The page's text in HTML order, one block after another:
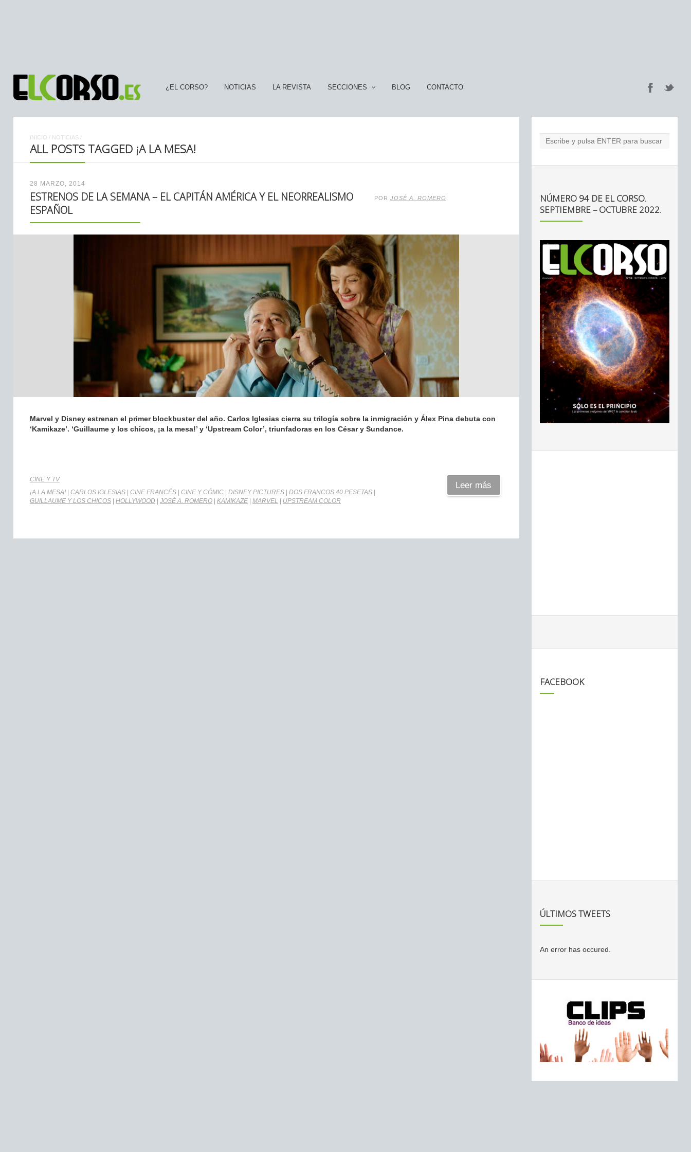
¿EL CORSO? NOTICIAS LA REVISTA SECCIONES BLOG CONTACTO
INICIO / NOTICIAS /
ALL POSTS TAGGED ¡A LA MESA!
28 MARZO, 2014
ESTRENOS DE LA SEMANA – EL CAPITÁN AMÉRICA Y EL NEORREALISMO
ESPAÑOL
POR JOSÉ A. ROMERO
Marvel y Disney estrenan el primer blockbuster del año. Carlos Iglesias cierra su trilogía sobre la inmigración y Álex Pina debuta con
‘Kamikaze’. ‘Guillaume y los chicos, ¡a la mesa!’ y ‘Upstream Color’, triunfadoras en los César y Sundance.
CINE Y TV
¡A LA MESA!
CARLOS IGLESIAS CINE FRANCÉS CINE Y CÓMIC DISNEY PICTURES DOS FRANCOS 40 PESETAS
GUILLAUME Y LOS CHICOS
HOLLYWOOD JOSÉ A. ROMERO KAMIKAZE MARVEL UPSTREAM COLOR
Leer más
NÚMERO 94 DE EL CORSO.
SEPTIEMBRE – OCTUBRE 2022.
FACEBOOK
ÚLTIMOS TWEETS
An error has occured.